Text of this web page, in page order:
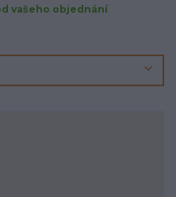
vašeho objednání